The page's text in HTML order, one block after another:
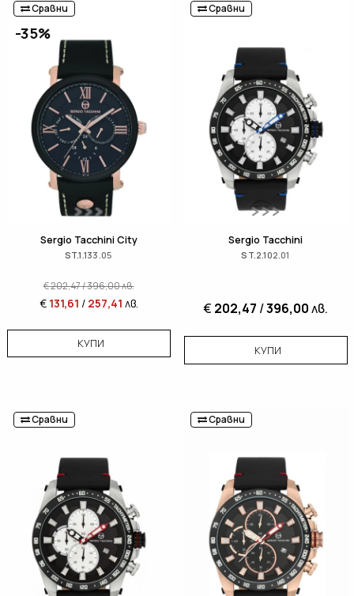
Сравни
-35%
Sergio Tacchini City
ST.1.133.05
€202,47/396,00лв.
€ 131,61 / 257,41 лв.
КУПИ
Сравни
Sergio Tacchini
ST.2.102.01
€ 202,47 /396,00лв.
КУПИ
Сравни Сравни